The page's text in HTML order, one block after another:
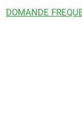
DOMANDE